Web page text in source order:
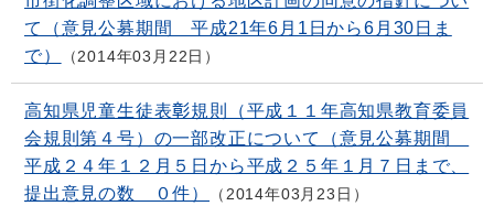
て（意見公募期間 平成21年6月1日から6月30日ま
で）
2014年03月22日
高知県児童生徒表彰規則（平成１１年高知県教育委員
会規則第４号）の一部改正について（意見公募期間
平成２４年１２月５日から平成２５年１月７日まで、
提出意見の数 ０件）
2014年03月23日